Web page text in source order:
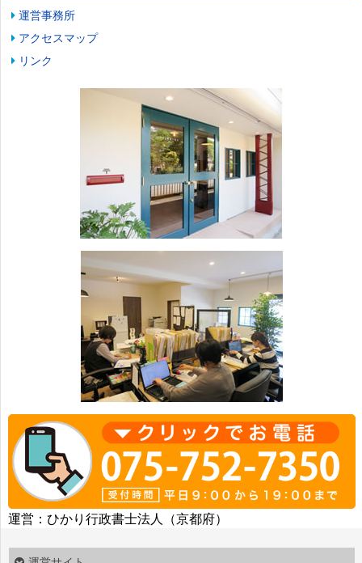
運営事務所
アクセスマップ
リンク
運営：ひかり行政書士法人（京都府）